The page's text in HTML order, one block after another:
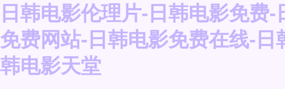
日韩电影伦理片-日韩电影免费
免费网站-日韩电影免费在线-日
韩电影天堂